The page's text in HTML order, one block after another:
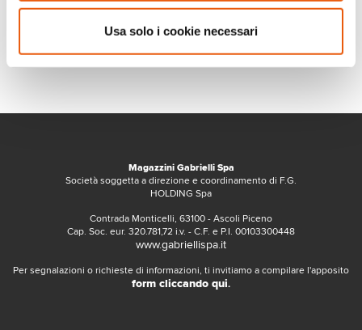
Usa solo i cookie necessari
Magazzini Gabrielli Spa
Società soggetta a direzione e coordinamento di F.G.
HOLDING Spa
Contrada Monticelli, 63100 - Ascoli Piceno
Cap. Soc. eur. 320.781,72 i.v. - C.F. e P.I. 00103300448
www.gabriellispa.it
Per segnalazioni o richieste di informazioni, ti invitiamo a compilare l'apposito
form cliccando qui.